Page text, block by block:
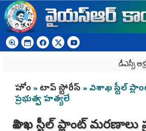
Skip to main content
డీఎస్సీ
You are here
హోం »టాప్ స్టోరీస్ » విశాఖ స్టీల్
ప్రభుత్వ హత్యలే
విశాఖ స్టీల్ ప్లాంట్ మరణాలు